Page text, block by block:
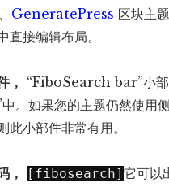
GeneratePress 区块主
直接编辑布局。
， “FiboSearch bar”小部
中。如果您的主题仍然使用
此小部件非常有用。
， [fibosearch]它可以